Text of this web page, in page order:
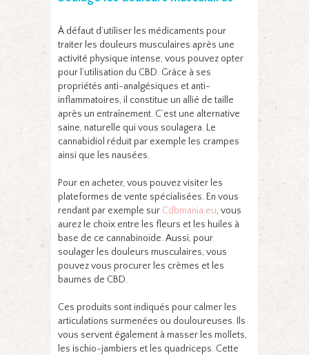
À défaut d’utiliser les médicaments pour
traiter les douleurs musculaires après une
activité physique intense, vous pouvez opter
pour l’utilisation du CBD. Grâce à ses
propriétés anti-analgésiques et anti-
inflammatoires, il constitue un allié de taille
après un entraînement. C’est une alternative
saine, naturelle qui vous soulagera. Le
cannabidiol réduit par exemple les crampes
ainsi que les nausées.
Pour en acheter, vous pouvez visiter les
plateformes de vente spécialisées. En vous
rendant par exemple sur Cdbmania.eu, vous
aurez le choix entre les fleurs et les huiles à
base de ce cannabinoïde. Aussi, pour
soulager les douleurs musculaires, vous
pouvez vous procurer les crèmes et les
baumes de CBD.
Ces produits sont indiqués pour calmer les
articulations surmenées ou douloureuses. Ils
vous servent également à masser les mollets,
les ischio-jambiers et les quadriceps. Cette